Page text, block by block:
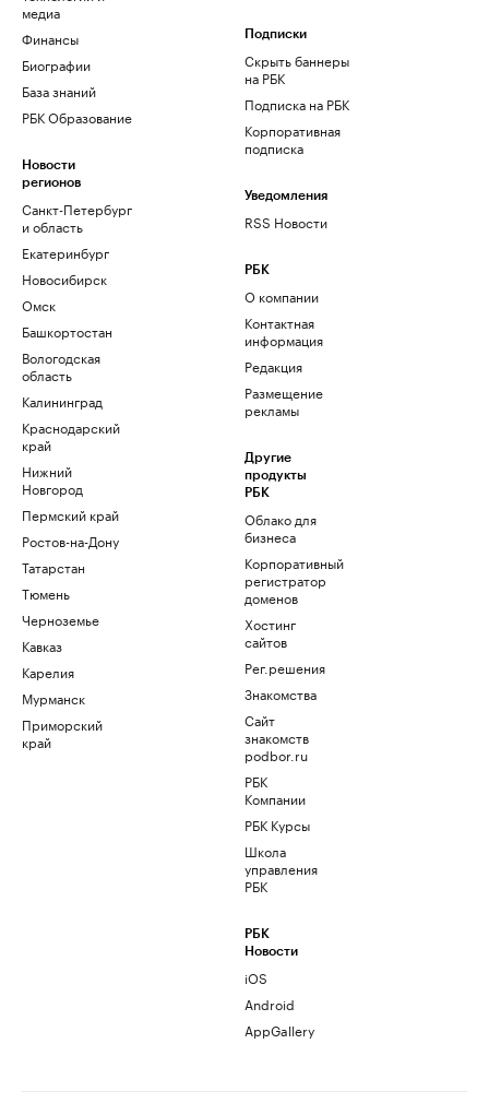
медиа
Финансы
Биографии
База знаний
РБК Образование
Новости
регионов
Санкт-Петербург
и область
Екатеринбург
Новосибирск
Омск
Башкортостан
Вологодская
область
Калининград
Краснодарский
край
Нижний
Новгород
Пермский край
Ростов-на-Дону
Татарстан
Тюмень
Черноземье
Кавказ
Карелия
Мурманск
Приморский
край
Подписки
Скрыть баннеры
на РБК
Подписка на РБК
Корпоративная
подписка
Уведомления
RSS Новости
РБК
О компании
Контактная
информация
Редакция
Размещение
рекламы
Другие
продукты
РБК
Облако для
бизнеса
Корпоративный
регистратор
доменов
Хостинг
сайтов
Рег.решения
Знакомства
Сайт
знакомств
podbor.ru
РБК
Компании
РБК Курсы
Школа
управления
РБК
РБК
Новости
iOS
Android
AppGallery